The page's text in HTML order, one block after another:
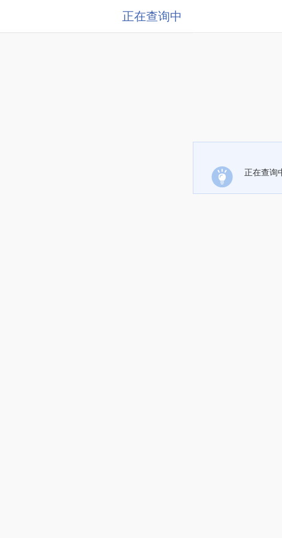
正在查询中
正在查询